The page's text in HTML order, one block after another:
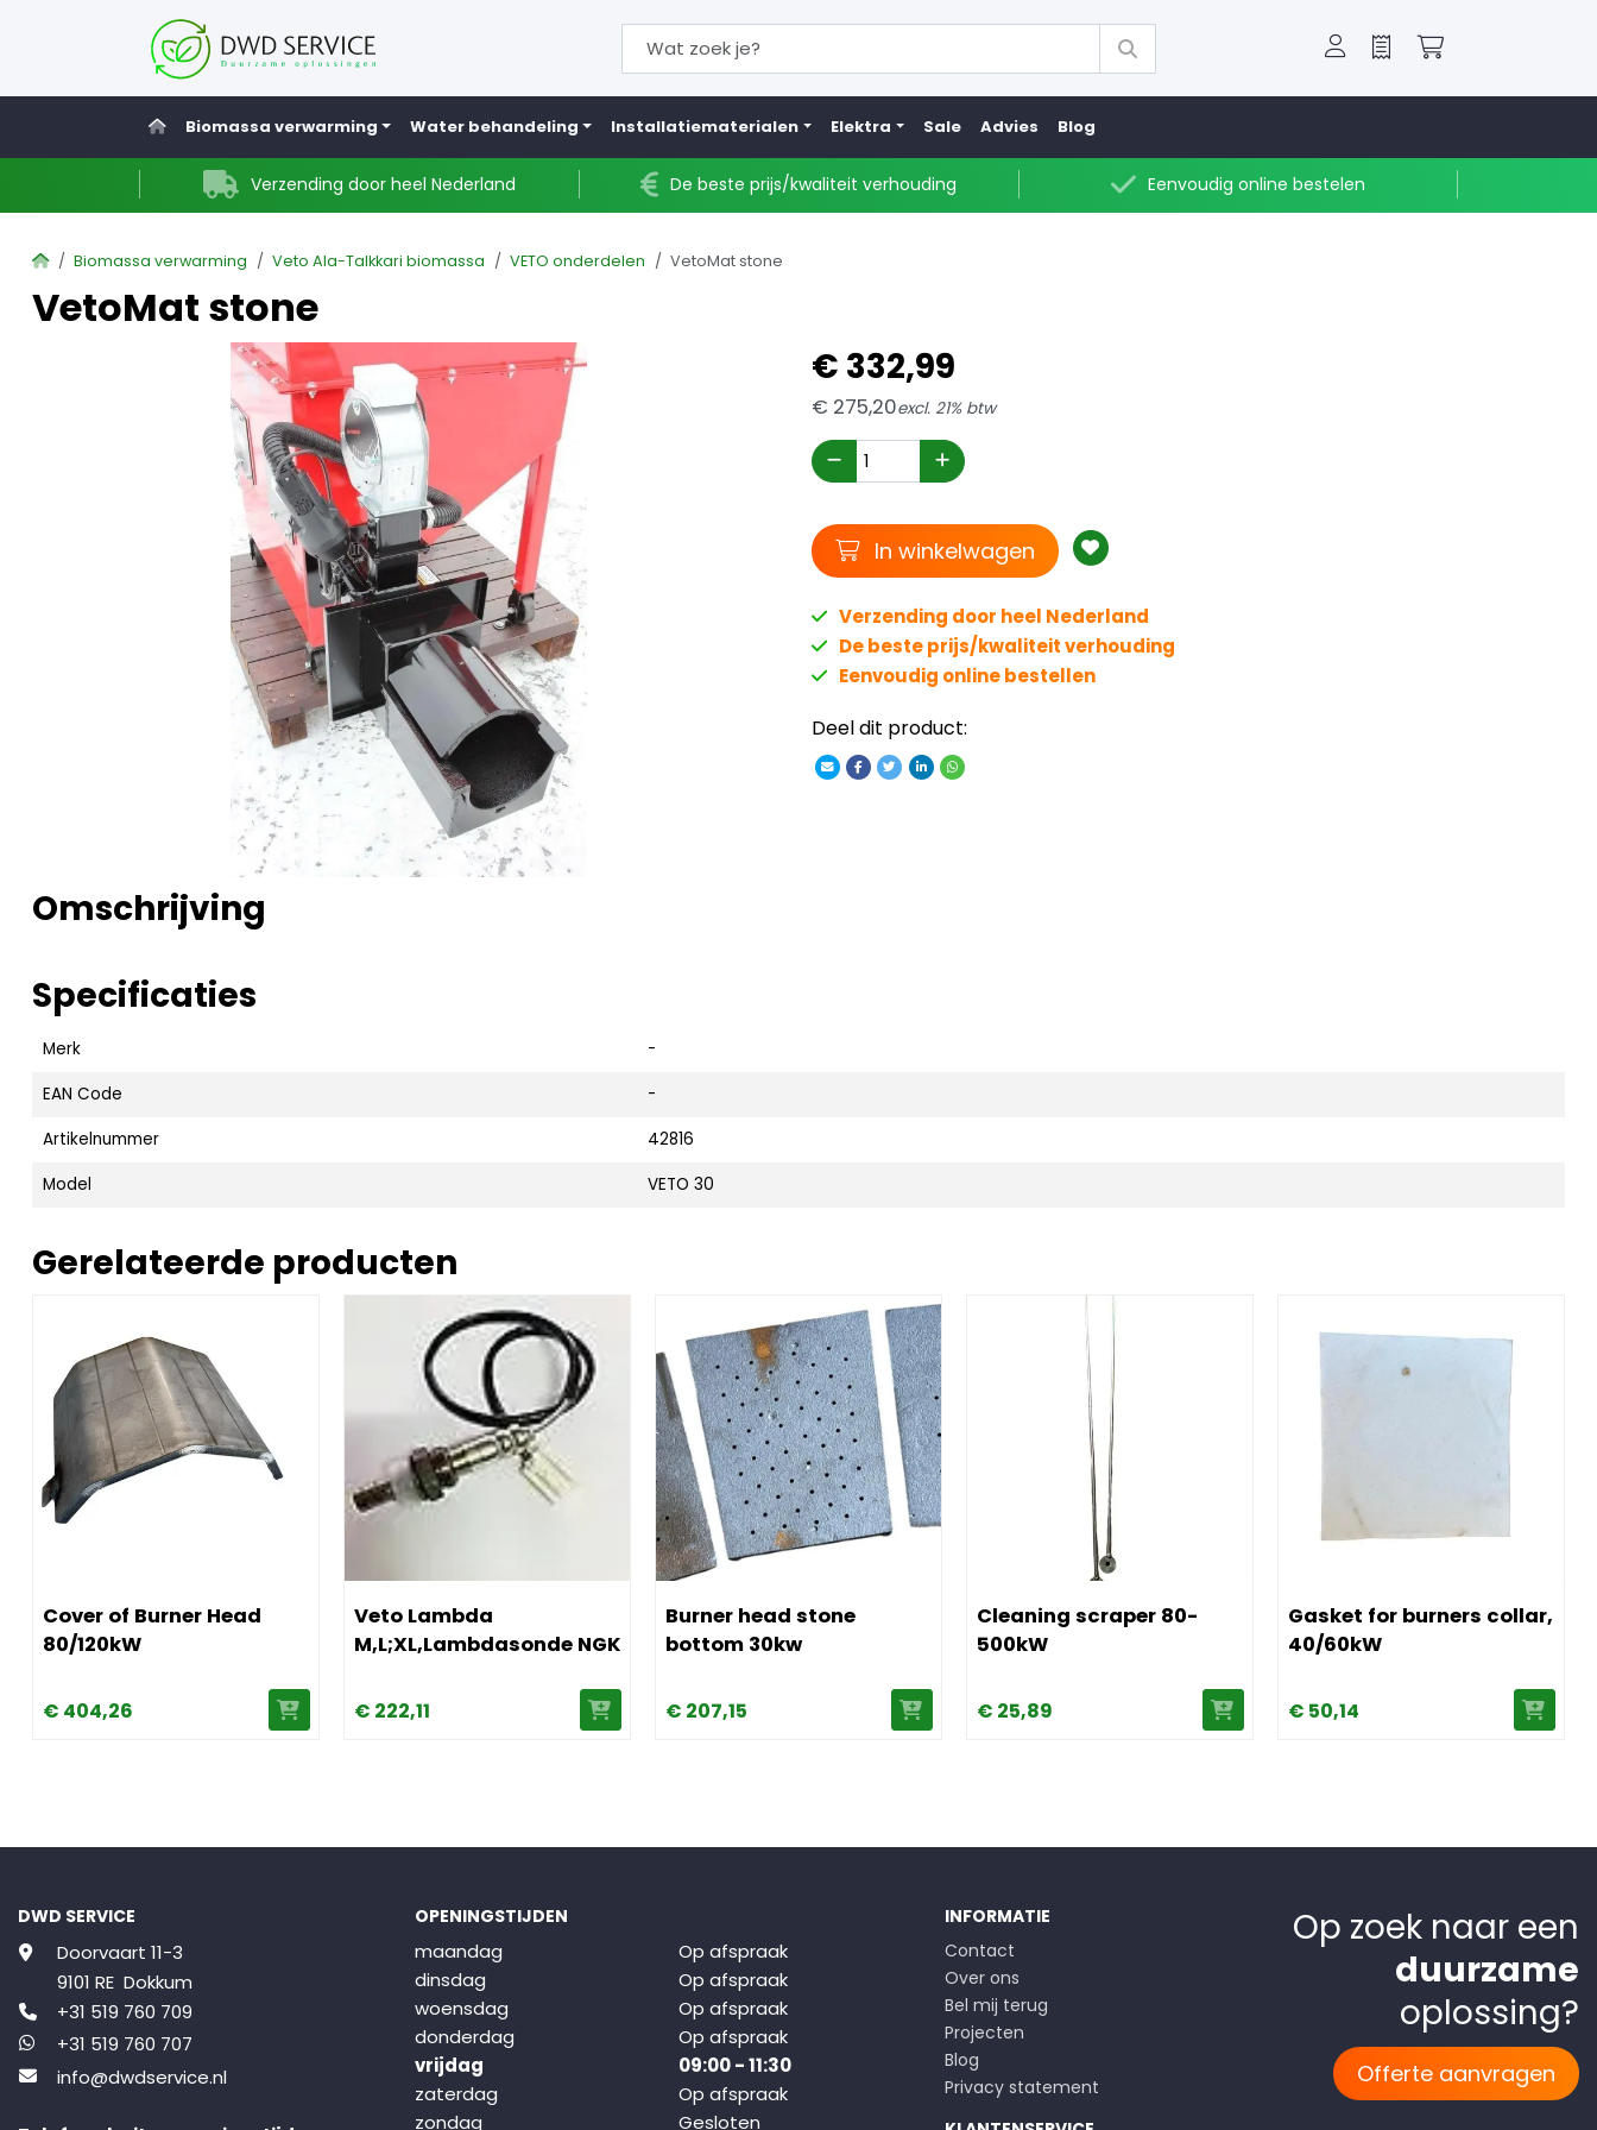
OfferteWinkelwagen
Home
Biomassa verwarming Water behandeling Installatiematerialen Elektra Sale Advies Blog
Verzending door heel Nederland De beste prijs/kwaliteit verhouding Eenvoudig online bestelen
HomeBiomassa verwarming Veto Ala-Talkkari biomassa VETO onderdelen VetoMat stone
VetoMat stone
€ 332,99
€ 275,20excl. 21% btw
Winkelwagen
In winkelwagen
Verzending door heel Nederland
De beste prijs/kwaliteit verhouding
Eenvoudig online bestellen
Deel dit product:
Omschrijving
Specificaties
Merk
-
EAN Code
-
Artikelnummer
42816
Model
VETO 30
Gerelateerde producten
Cover of Burner Head
80/120kW
€ 404,26
Veto Lambda
M,L;XL,Lambdasonde NGK
€ 222,11
Burner head stone
bottom 30kw
€ 207,15
Cleaning scraper 80-
500kW
€ 25,89
Gasket for burners collar,
40/60kW
€ 50,14
DWD SERVICE
Doorvaart 11-3
9101 RE Dokkum
+31 519 760 709
+31 519 760 707
info@dwdservice.nl
OPENINGSTIJDEN
maandag
Op afspraak
dinsdag
Op afspraak
woensdag
Op afspraak
donderdag
Op afspraak
vrijdag
09:00 - 11:30
zaterdag
Op afspraak
zondag
Gesloten
INFORMATIE
Contact
Over ons
Bel mij terug
Projecten
Blog
Privacy statement
Op zoek naar een
duurzame
oplossing?
Offerte aanvragen